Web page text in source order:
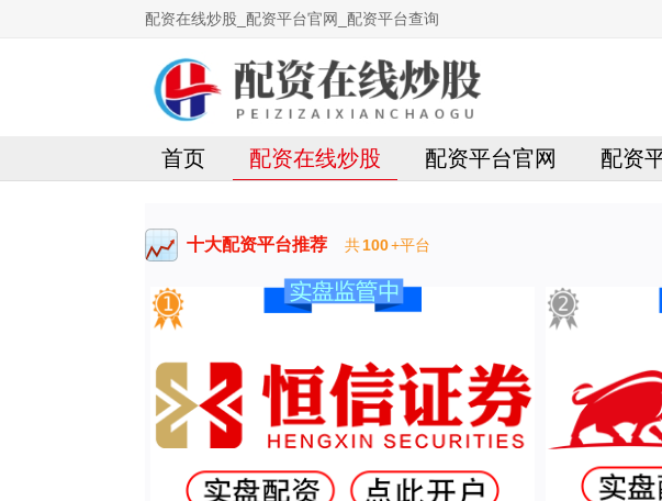
配资在线炒股_配资平台官网_配资平台查询
首页 配资在线炒股 配资平台官网 配资
十大配资平台推荐 共100+平台